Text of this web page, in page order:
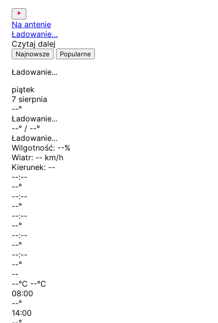
Na antenie
Ładowanie…
Czytaj dalej
Najnowsze Popularne
Ładowanie...
piątek
7 sierpnia
--°
Ładowanie...
--° / --°
Ładowanie...
Wilgotność: --%
Wiatr: -- km/h
Kierunek: --
--:--
--°
--:--
--°
--:--
--°
--:--
--°
--:--
--°
--
--°C --°C
08:00
--°
14:00